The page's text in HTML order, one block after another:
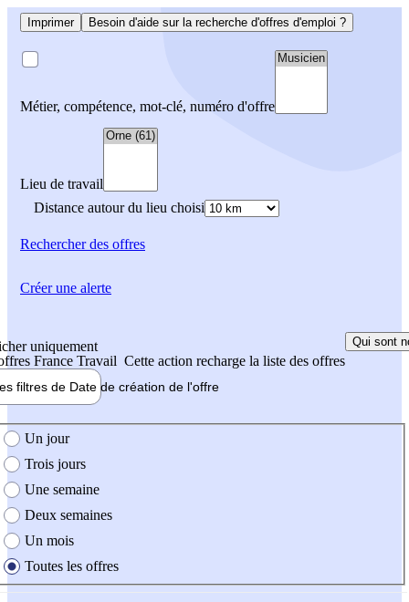
Imprimer Besoin d'aide sur la recherche d'offres d'emploi ?
Métier, compétence, mot-clé, numéro d'offre
Lieu de travail
Distance autour du lieu choisi
Rechercherdes offres
uniquement
France Travail Cette action recharge la liste des offres
Qui sont
filtres de Date de création de l'offre
création de l'offre
Un jour
Trois jours
Une semaine
Deux semaines
Un mois
Toutes les offres
Créer une alerte